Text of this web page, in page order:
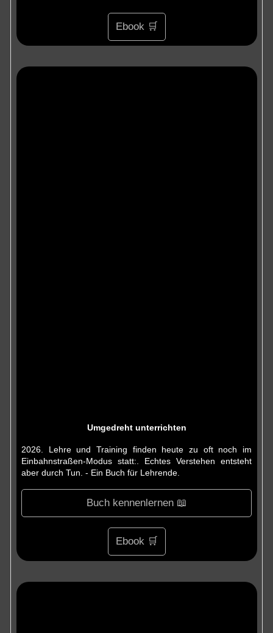
Ebook 🛒
Umgedreht unterrichten
2026. Lehre und Training finden heute zu oft noch im
Einbahnstraßen-Modus statt:. Echtes Verstehen entsteht
aber durch Tun. - Ein Buch für Lehrende.
Buch kennenlernen 📖
Ebook 🛒